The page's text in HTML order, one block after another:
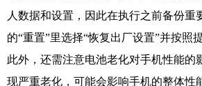
人数据和设置，因此在执行之前备份重
的“重置”里选择“恢复出厂设置”并按照
此外，还需注意电池老化对手机性能的
现严重老化，可能会影响手机的整体性